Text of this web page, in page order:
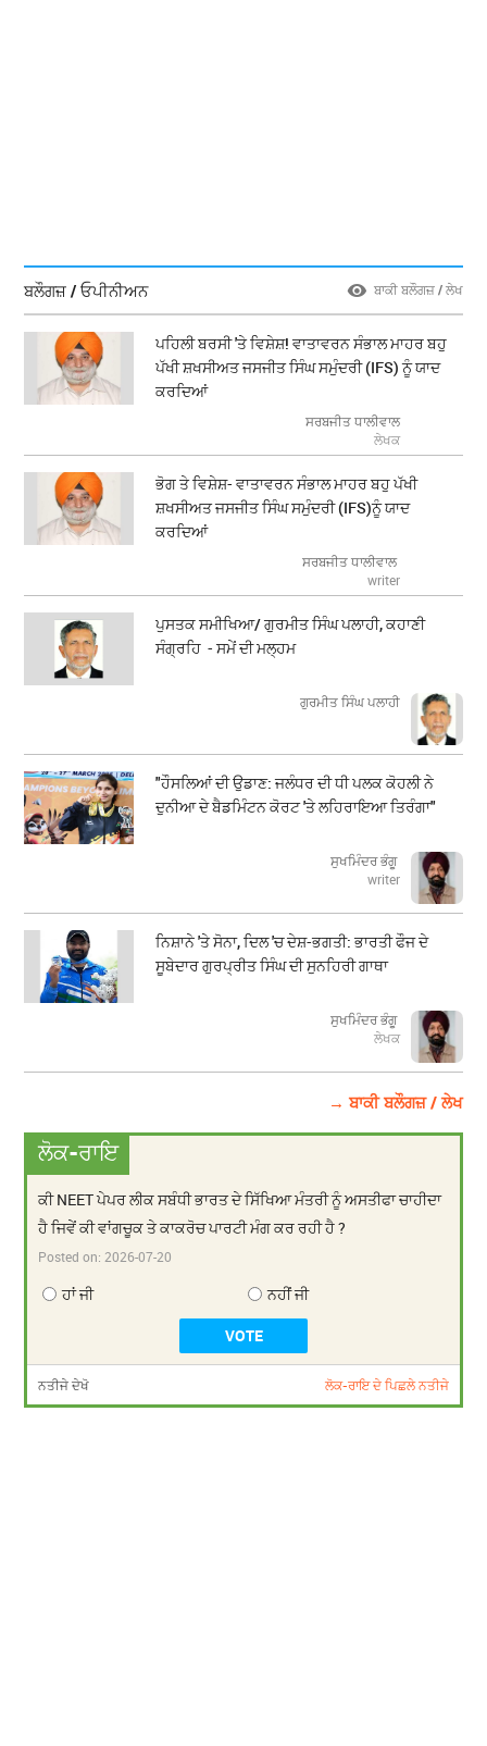
ਬਲੌਗਜ਼ / ਓਪੀਨੀਅਨ ਬਾਕੀ ਬਲੌਗਜ਼ / ਲੇਖ
ਪਹਿਲੀ ਬਰਸੀ 'ਤੇ ਵਿਸ਼ੇਸ਼! ਵਾਤਾਵਰਨ ਸੰਭਾਲ ਮਾਹਰ ਬਹੁ
ਪੱਖੀ ਸ਼ਖਸੀਅਤ ਜਸਜੀਤ ਸਿੰਘ ਸਮੁੰਦਰੀ (IFS) ਨੂੰ ਯਾਦ
ਕਰਦਿਆਂ
ਸਰਬਜੀਤ ਧਾਲੀਵਾਲ
ਲੇਖਕ
ਭੋਗ ਤੇ ਵਿਸ਼ੇਸ਼- ਵਾਤਾਵਰਨ ਸੰਭਾਲ ਮਾਹਰ ਬਹੁ ਪੱਖੀ
ਸ਼ਖਸੀਅਤ ਜਸਜੀਤ ਸਿੰਘ ਸਮੁੰਦਰੀ (IFS)ਨੂੰ ਯਾਦ
ਕਰਦਿਆਂ
ਸਰਬਜੀਤ ਧਾਲੀਵਾਲ
writer
ਪੁਸਤਕ ਸਮੀਖਿਆ/ ਗੁਰਮੀਤ ਸਿੰਘ ਪਲਾਹੀ, ਕਹਾਣੀ
ਸੰਗ੍ਰਹਿ - ਸਮੇਂ ਦੀ ਮਲ੍ਹਮ
ਗੁਰਮੀਤ ਸਿੰਘ ਪਲਾਹੀ
"ਹੌਸਲਿਆਂ ਦੀ ਉਡਾਣ: ਜਲੰਧਰ ਦੀ ਧੀ ਪਲਕ ਕੋਹਲੀ ਨੇ
ਦੁਨੀਆ ਦੇ ਬੈਡਮਿੰਟਨ ਕੋਰਟ 'ਤੇ ਲਹਿਰਾਇਆ ਤਿਰੰਗਾ"
ਸੁਖਮਿੰਦਰ ਭੰਗੂ
writer
ਨਿਸ਼ਾਨੇ 'ਤੇ ਸੋਨਾ, ਦਿਲ 'ਚ ਦੇਸ਼-ਭਗਤੀ: ਭਾਰਤੀ ਫੌਜ ਦੇ
ਸੂਬੇਦਾਰ ਗੁਰਪ੍ਰੀਤ ਸਿੰਘ ਦੀ ਸੁਨਹਿਰੀ ਗਾਥਾ
ਸੁਖਮਿੰਦਰ ਭੰਗੂ
ਲੇਖਕ
→ ਬਾਕੀ ਬਲੌਗਜ਼ / ਲੇਖ
ਲੋਕ-ਰਾਇ
ਕੀ NEET ਪੇਪਰ ਲੀਕ ਸਬੰਧੀ ਭਾਰਤ ਦੇ ਸਿੱਖਿਆ ਮੰਤਰੀ ਨੂੰ ਅਸਤੀਫਾ ਚਾਹੀਦਾ
ਹੈ ਜਿਵੇਂ ਕੀ ਵਾਂਗਚੂਕ ਤੇ ਕਾਕਰੋਚ ਪਾਰਟੀ ਮੰਗ ਕਰ ਰਹੀ ਹੈ ?
Posted on:2026-07-20
ਹਾਂ ਜੀ ਨਹੀਂ ਜੀ
ਨਤੀਜੇ ਦੇਖੋ ਲੋਕ-ਰਾਇ ਦੇ ਪਿਛਲੇ ਨਤੀਜੇ